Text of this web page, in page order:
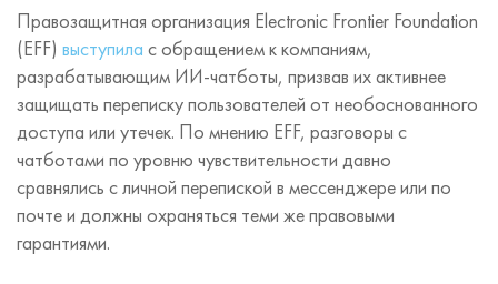
Правозащитная организация Electronic Frontier Foundation
(EFF) выступила с обращением к компаниям,
разрабатывающим ИИ-чатботы, призвав их активнее
защищать переписку пользователей от необоснованного
доступа или утечек. По мнению EFF, разговоры с
чатботами по уровню чувствительности давно
сравнялись с личной перепиской в мессенджере или по
почте и должны охраняться теми же правовыми
гарантиями.